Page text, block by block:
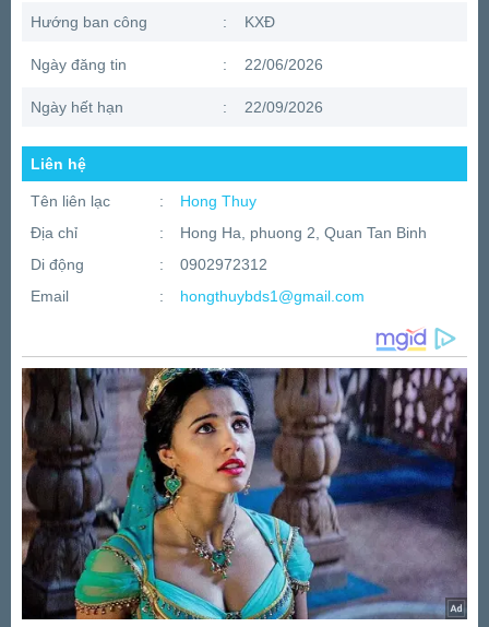
Hướng ban công : KXĐ
Ngày đăng tin : 22/06/2026
Ngày hết hạn : 22/09/2026
Liên hệ
Tên liên lạc :
Hong Thuy
Địa chỉ
:
Hong Ha, phuong 2, Quan Tan Binh
Di động
:
0902972312
Email
: hongthuybds1@gmail.com